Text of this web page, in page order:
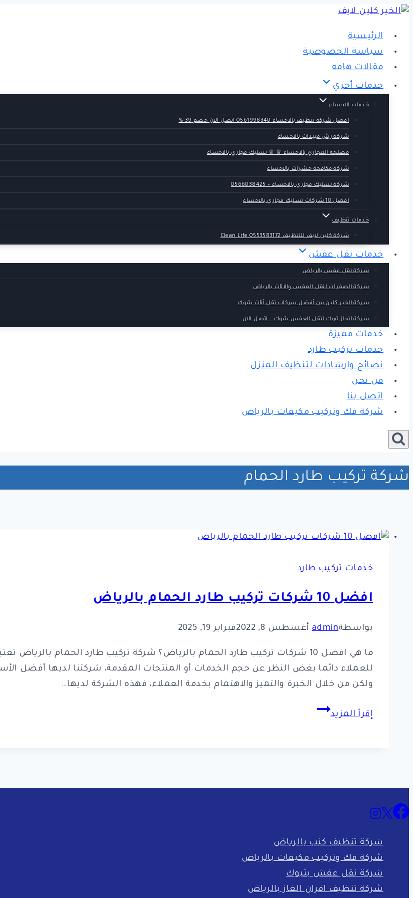
التجاوز
المحتوى
الرئيسية
سياسة الخصوصية
مقالات هامه
خدمات أخري
خدمات الاحساء
افضل شركة تنظيف بالاحساء 0561998340 اتصل الان خصم 39 %
شركة رش مبيدات بالاحساء
مصلحة المجاري بالاحساء ♕ ♕ تسليك مجاري بالاحساء
شركة مكافحة حشرات بالاحساء
شركة تسليك مجاري بالاحساء – 0566038425
افضل 10 شركات تسليك مجاري بالاحساء
خدمات تنظيف
شركة كلين لايف للتنظيف 0553583172 Clean Life
خدمات نقل عفش
شركة نقل عفش بالرياض
شركة الصفرات لنقل العفش والاثاث بالرياض
شركة الخير كلين من أفضل شركات نقل أثاث بتبوك
شركة انجاز تبوك لنقل العفش بتبوك – اتصل الان
خدمات مميزة
خدمات تركيب طارد
نصائح وارشادات لتنظيف المنزل
من نحن
اتصل بنا
شركة فك وتركيب مكيفات بالرياض
شركة تركيب طارد الحمام
خدمات تركيب طارد
افضل 10 شركات تركيب طارد الحمام بالرياض
بواسطةadmin أغسطس 8, 2022 فبراير 19, 2025
ما هي افضل 10 شركات تركيب طارد الحمام بالرياض؟ شركة تركيب طارد الحمام
للعملاء دائما بغض النظر عن حجم الخدمات أو المنتجات المقدمة، شركتنا لديها أفضل
ولكن من خلال الخبرة والتميز والاهتمام بخدمة العملاء، فهذه الشركة لديها…
إقرأ المزيد
افضل
الحمام
شركة تنظيف كنب بالرياض
شركة فك وتركيب مكيفات بالرياض
شركة نقل عفش بتبوك
شركة تنظيف افران الغاز بالرياض